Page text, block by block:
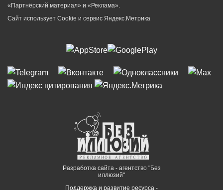
«Партнёрский материал» и «Реклама».
Сайт использует Cookie и сервиc Яндекс.Метрика
Разработка сайта - агентство "Без
иллюзий"
Поддержка и развитие ресурса -